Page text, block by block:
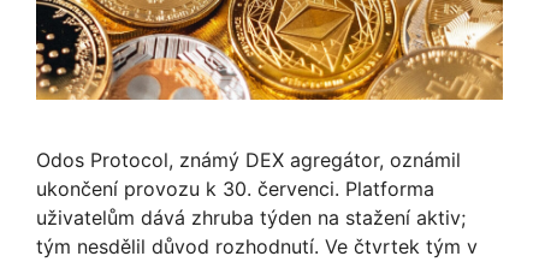
Odos Protocol, známý DEX agregátor, oznámil
ukončení provozu k 30. červenci. Platforma
uživatelům dává zhruba týden na stažení aktiv;
tým nesdělil důvod rozhodnutí. Ve čtvrtek tým v